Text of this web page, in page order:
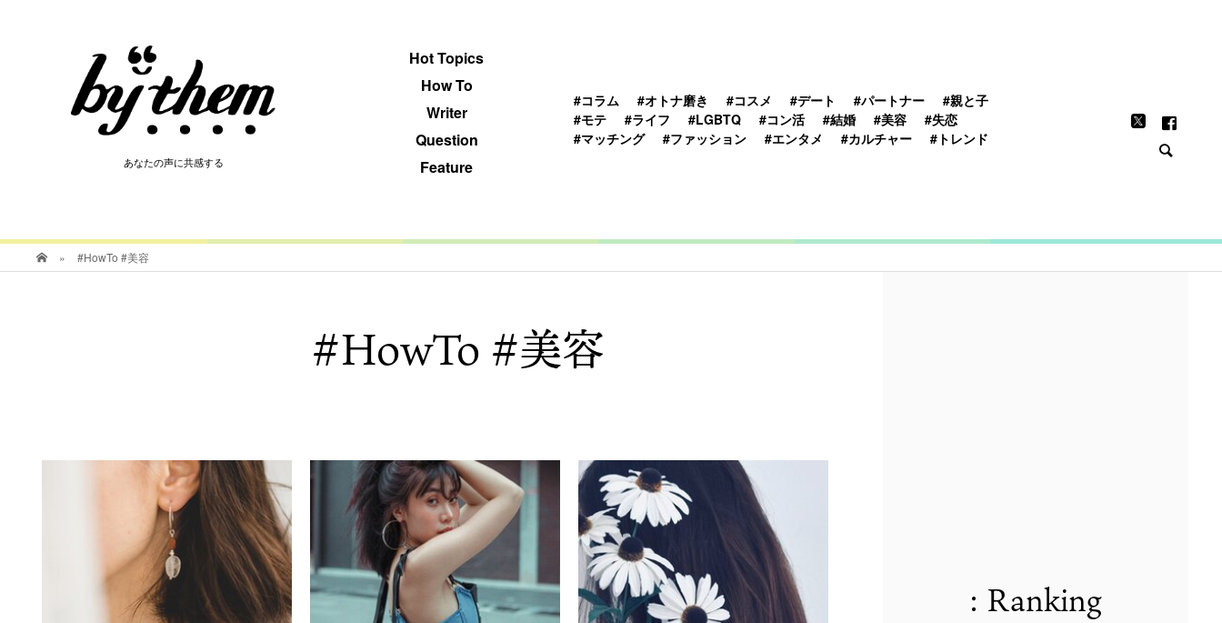
あなたの声に共感する
Hot Topics
How To
Writer
Question
Feature
#コラム #オトナ磨き #コスメ #デート #パートナー
#親と子
#モテ
#ライフ #LGBTQ #コン活 #結婚 #美容
#失恋
#マッチング
#ファッション #エンタメ #カルチャー #トレンド
あなたの声に共感する
» #HowTo #美容
#HowTo #美容
: Ranking